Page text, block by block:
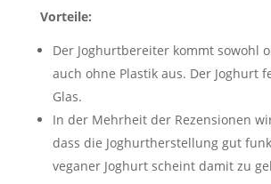
Vorteile:
Der Joghurtbereiter kommt sowohl
auch ohne Plastik aus. Der Joghurt
Glas.
In der Mehrheit der Rezensionen
dass die Joghurtherstellung gut
veganer Joghurt scheint damit zu